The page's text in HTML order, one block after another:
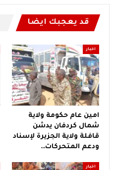
قد يعجبك ايضا
اخبار
امين عام حكومة ولاية
شمال كردفان يدشن
قافلة ولاية الجزيرة لإسناد
ودعم المتحركات…
اخبار